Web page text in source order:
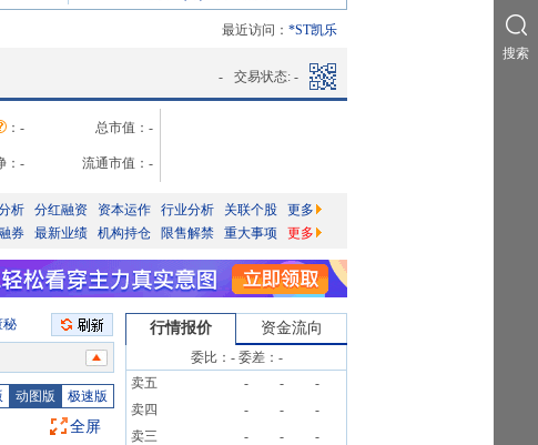
最近访问： *ST凯乐
- 交易状态: -
： - 总市值： -
： - 流通市值： -
析 分红融资 资本运作 行业分析 关联个股
更多
券 最新业绩 机构持仓 限售解禁 重大事项 更多
秘
动图版 极速版
全屏
行情报价 资金流向
委比： -委差： -
卖五
- -
-
卖四
- -
-
卖三
- -
-
搜索